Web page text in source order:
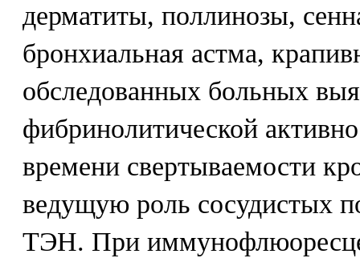
дерматиты, поллинозы,
бронхиальная астма,
обследованных больных
фибринолитической
времени свертываемости
ведущую роль сосудистых
ТЭН. При